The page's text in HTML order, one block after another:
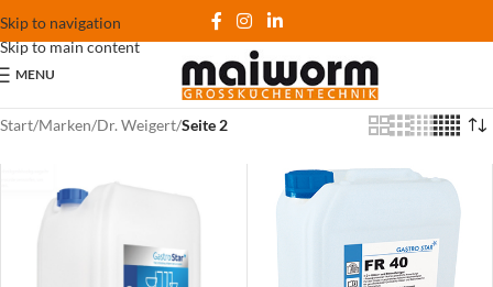
Skip to navigation
Skip to main content
MENU
Start/Marken/Dr. Weigert/Seite 2